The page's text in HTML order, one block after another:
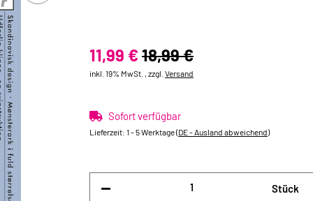
11,99 € 18,99 €
inkl. 19% MwSt. , zzgl. Versand
Sofort verfügbar
Lieferzeit: 1 - 5 Werktage(DE - Ausland abweichend)
Stück